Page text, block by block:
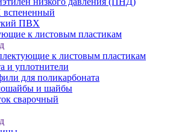
ПВХ
к листовым пластикам
к листовым пластикам
и уплотнители
для поликарбоната
и шайбы
сварочный